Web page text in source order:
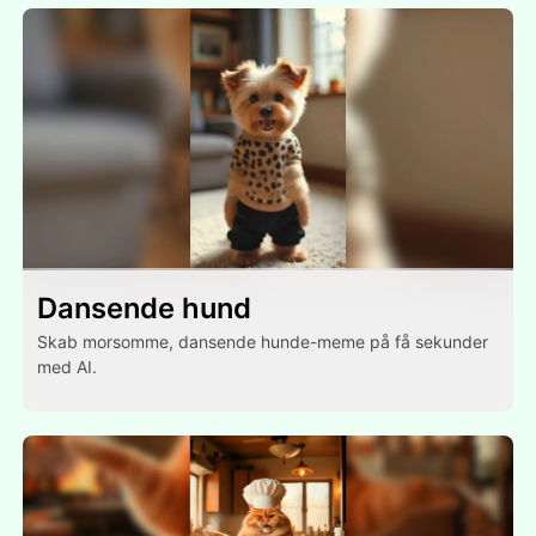
Dansende hund
Skab morsomme, dansende hunde-meme på få sekunder
med AI.